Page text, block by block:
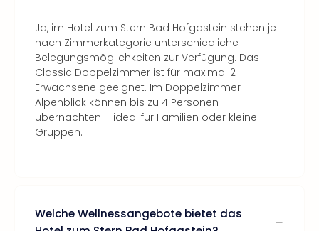
Ja, im Hotel zum Stern Bad Hofgastein stehen je
nach Zimmerkategorie unterschiedliche
Belegungsmöglichkeiten zur Verfügung. Das
Classic Doppelzimmer ist für maximal 2
Erwachsene geeignet. Im Doppelzimmer
Alpenblick können bis zu 4 Personen
übernachten – ideal für Familien oder kleine
Gruppen.
Welche Wellnessangebote bietet das